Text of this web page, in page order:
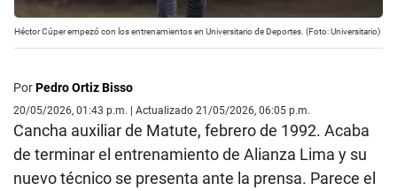
Héctor Cúper empezó con los entrenamientos en Universitario de Deportes. (Foto: Universitario)
PorPedro Ortiz Bisso
20/05/2026, 01:43 p.m. | Actualizado 21/05/2026, 06:05 p.m.
Cancha auxiliar de Matute, febrero de 1992. Acaba
de terminar el entrenamiento de Alianza Lima y su
nuevo técnico se presenta ante la prensa. Parece el